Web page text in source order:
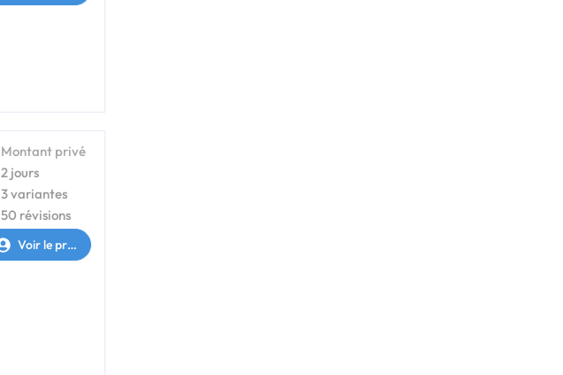
Montant privé
2 jours
3 variantes
50 révisions
Voir le profil